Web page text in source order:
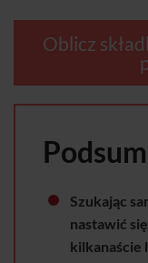
Oblicz
Szukając
nastawić
kilkanaście